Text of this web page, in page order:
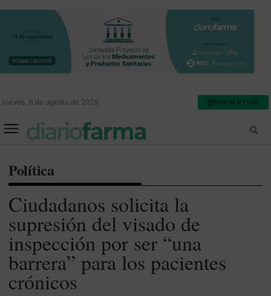
jueves, 6 de agosto de 2026 NEWSLETTER
Política
Ciudadanos solicita la
supresión del visado de
inspección por ser “una
barrera” para los pacientes
crónicos